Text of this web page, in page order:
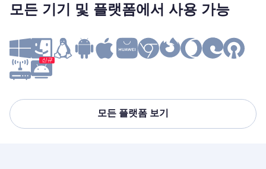
모든 기기 및 플랫폼에서 사용 가능
신규
모든 플랫폼 보기